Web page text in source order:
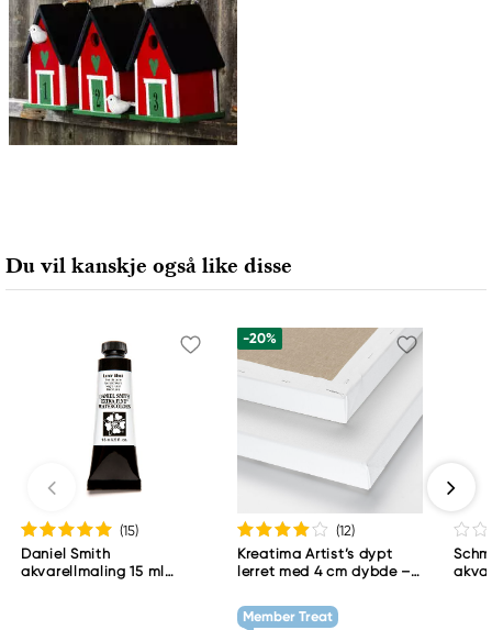
Du vil kanskje også like disse
(15)
Daniel Smith
akvarellmaling 15 ml
-20%
(12)
Kreatima Artist’s dypt
lerret med 4 cm dybde –
Member Treat